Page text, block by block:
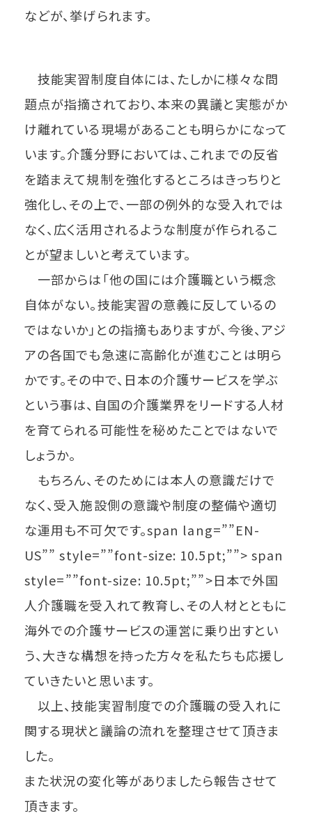
などが、挙げられます。
技能実習制度自体には、たしかに様々な問
題点が指摘されており、本来の異議と実態がか
け離れている現場があることも明らかになって
います。介護分野においては、これまでの反省
を踏まえて規制を強化するところはきっちりと
強化し、その上で、一部の例外的な受入れでは
なく、広く活用されるような制度が作られるこ
とが望ましいと考えています。
一部からは「他の国には介護職という概念
自体がない。技能実習の意義に反しているの
ではないか」との指摘もありますが、今後、アジ
アの各国でも急速に高齢化が進むことは明ら
かです。その中で、日本の介護サービスを学ぶ
という事は、自国の介護業界をリードする人材
を育てられる可能性を秘めたことではないで
しょうか。
もちろん、そのためには本人の意識だけで
なく、受入施設側の意識や制度の整備や適切
な運用も不可欠です。span lang=””EN-
US”” style=””font-size: 10.5pt;””> span
style=””font-size: 10.5pt;””>日本で外国
人介護職を受入れて教育し、その人材とともに
海外での介護サービスの運営に乗り出すとい
う、大きな構想を持った方々を私たちも応援し
ていきたいと思います。
以上、技能実習制度での介護職の受入れに
関する現状と議論の流れを整理させて頂きま
した。
また状況の変化等がありましたら報告させて
頂きます。